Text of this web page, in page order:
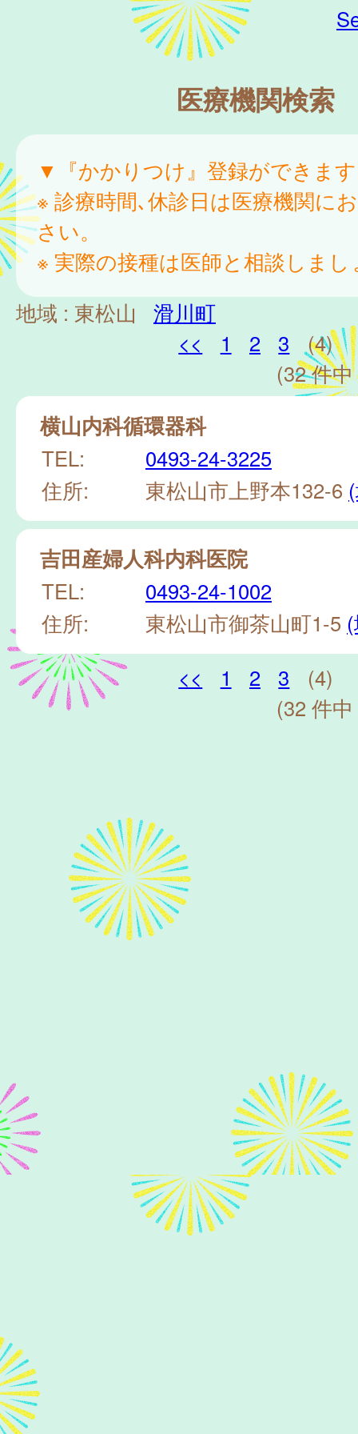
医療機関検索
▼『かかりつけ』登録ができま
※ 診療時間､休診日は医療機関に
さい。
※ 実際の接種は医師と相談しまし
地域 : 東松山
滑川町
<<
1 2 3
(4)
(32 件
横山内科循環器科
TEL:
0493-24-3225
住所:
東松山市上野本132-6
吉田産婦人科内科医院
TEL:
0493-24-1002
住所:
東松山市御茶山町1-5
<<
1 2 3
(4)
(32 件